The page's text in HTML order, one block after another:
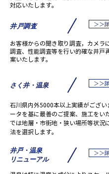
対応いたします。
​井戸調査 ＞＞
お客様からの聞き取り調査，カメラ
調査、性能調査等を行い的確な井戸
案いたします。
さく井・温泉 ＞＞
石川県内外5000本以上実績がござい
ータを基に最善のご提案、施工をい
では地層・市街地・狭い場所等状況
法を選択します。
​井戸・温泉
リニューアル
＞＞